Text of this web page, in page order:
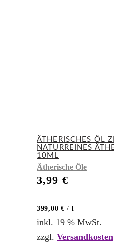
ÄTHERISCHES ÖL
NATURREINES
10ML
Ätherische Öle
3,99 €
399,00 € / l
inkl. 19 % MwSt.
zzgl. Versandkosten